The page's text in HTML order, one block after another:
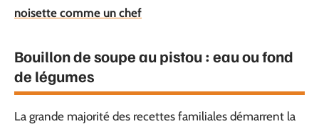
noisette comme un chef
Bouillon de soupe au pistou : eau ou fond
de légumes
La grande majorité des recettes familiales démarrent la